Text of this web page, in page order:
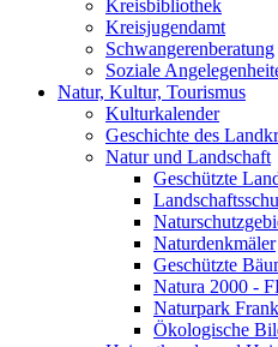
Kreisbibliothek
Kreisjugendamt
Schwangerenberatung
Soziale
Natur, Kultur, Tourismus
Kulturkalender
Geschichte des
Natur und Landschaft
Geschützte
Naturdenkmäler
Geschützte
Natura 2000 -
Naturpark
Ökologische